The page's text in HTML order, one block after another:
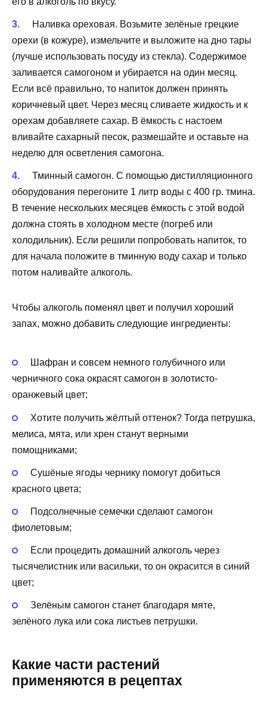
Наливка ореховая. Возьмите зелёные грецкие
орехи (в кожуре), измельчите и выложите на дно тары
(лучше использовать посуду из стекла). Содержимое
заливается самогоном и убирается на один месяц.
Если всё правильно, то напиток должен принять
коричневый цвет. Через месяц сливаете жидкость и к
орехам добавляете сахар. В ёмкость с настоем
вливайте сахарный песок, размешайте и оставьте на
неделю для осветления самогона.
Тминный самогон. С помощью дистилляционного
оборудования перегоните 1 литр воды с 400 гр. тмина.
В течение нескольких месяцев ёмкость с этой водой
должна стоять в холодном месте (погреб или
холодильник). Если решили попробовать напиток, то
для начала положите в тминную воду сахар и только
потом наливайте алкоголь.
Чтобы алкоголь поменял цвет и получил хороший
запах, можно добавить следующие ингредиенты:
Шафран и совсем немного голубичного или
черничного сока окрасят самогон в золотисто-
оранжевый цвет;
Хотите получить жёлтый оттенок? Тогда петрушка,
мелиса, мята, или хрен станут верными
помощниками;
Сушёные ягоды чернику помогут добиться
красного цвета;
Подсолнечные семечки сделают самогон
фиолетовым;
Если процедить домашний алкоголь через
тысячелистник или васильки, то он окрасится в синий
цвет;
Зелёным самогон станет благодаря мяте,
зелёного лука или сока листьев петрушки.
Какие части растений
применяются в рецептах